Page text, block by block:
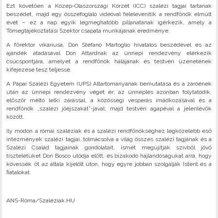
Ezt követően a Közép-Olaszországi Körzet (ICC) szalézi tagjai tartanak
beszédet, majd egy összefoglaló videóval felelevenítik a rendfőnök elmúlt
évét – ez a nap egyik legmeghatóbb pillanatának ígérkezik, amely a
Tömegtájékoztatási Szektor csapata munkájának eredménye.
A főrektor vikáriusa, Don Stefano Martoglio hivatalos beszédével és az
ajándék átadásával Don Attardnak az ünnepi rendezvény elérkezik
csúcspontjára, amelyet a rendfőnök hálájának és testvéri üzenetének
kifejezése tesz teljessé.
A Pápai Szalézi Egyetem (UPS) Altartományának bemutatása és a záróének
után az ünnepi rendezvény véget ér; az ünneplés azonban folytatódik,
először méltó lelki zárással, a közösségi vesperás imádkozásával és a
rendfőnök „szalézi jóéjszakát”-jával; majd testvéri agapéval a jelenlévők
között.
Ily módon a római szaléziak és a szalézi rendfőnökséghez legközelebb eső
intézmények szalézi tagjai, tolmácsolva a világ összes szalézi tagjának és a
Szalézi Család tagjainak gondolatait, ismét megújítják szívből jövő
tiszteletüket Don Bosco utódja előtt, és bizakodó hajlandóságukat arra, hogy
kövessék őt az általa kijelölt úton, hogy egyre jobban szolgálják Istent és a
fiatalokat.
ANS-Róma/Szaléziak.HU